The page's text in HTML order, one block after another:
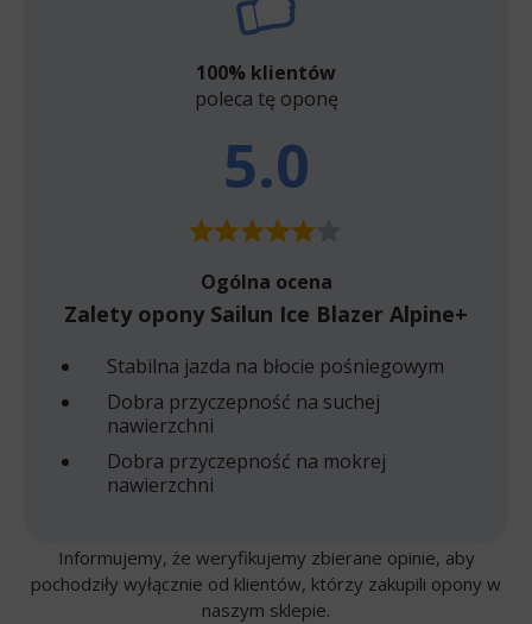
100% klientów
poleca tę oponę
5.0
Ogólna ocena
Zalety opony Sailun Ice Blazer Alpine+
Stabilna jazda na błocie pośniegowym
Dobra przyczepność na suchej
nawierzchni
Dobra przyczepność na mokrej
nawierzchni
Informujemy, że weryfikujemy zbierane opinie, aby
pochodziły wyłącznie od klientów, którzy zakupili opony w
naszym sklepie.